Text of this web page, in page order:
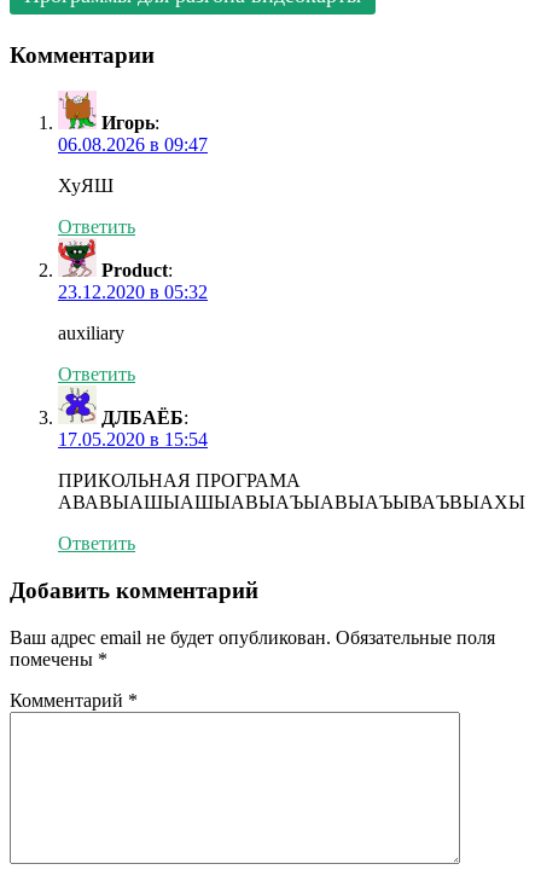
Комментарии
Игорь:
06.08.2026 в 09:47
ХуЯШ
Ответить
Product:
23.12.2020 в 05:32
auxiliary
Ответить
ДЛБАЁБ:
17.05.2020 в 15:54
ПРИКОЛЬНАЯ ПРОГРАМА
АВАВЫАШЫАШЫАВЫАЪЫАВЫАЪЫВАЪВЫАХЫ
Ответить
Добавить комментарий
Ваш адрес email не будет опубликован. Обязательные поля
помечены *
Комментарий *